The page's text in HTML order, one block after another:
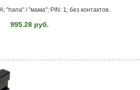
"папа" / "мама"; PIN: 1; без контактов..
995.28 руб.